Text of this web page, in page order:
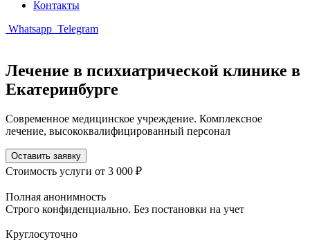
Контакты
Whatsapp Telegram
Лечение в психиатрической клинике в
Екатеринбурге
Современное медицинское учреждение. Комплексное
лечение, высококвалифицированный персонал
Оставить заявку
Стоимость услуги от 3 000 ₽
Полная анонимность
Строго конфиденциально. Без постановки на учет
Круглосуточно